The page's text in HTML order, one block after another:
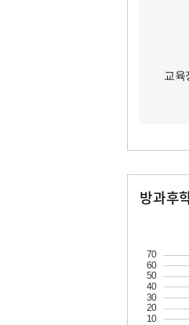
교육
방과후